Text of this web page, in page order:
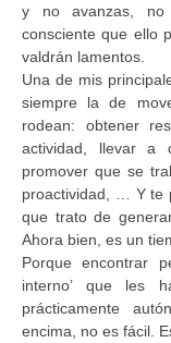
y no avanzas, no
consciente que ello
valdrán lamentos.
Una de mis
siempre la de
rodean: obtener
actividad, llevar a
promover que se
proactividad, … Y te
que trato de
Ahora bien, es un
Porque encontrar
interno’ que les
prácticamente
encima, no es fácil.